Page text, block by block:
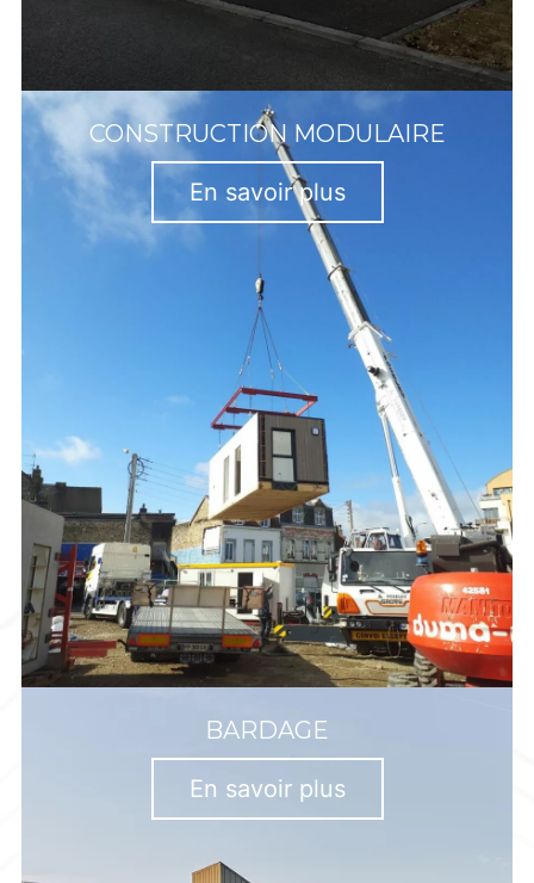
CONSTRUCTION MODULAIRE
En savoir plus
BARDAGE
En savoir plus